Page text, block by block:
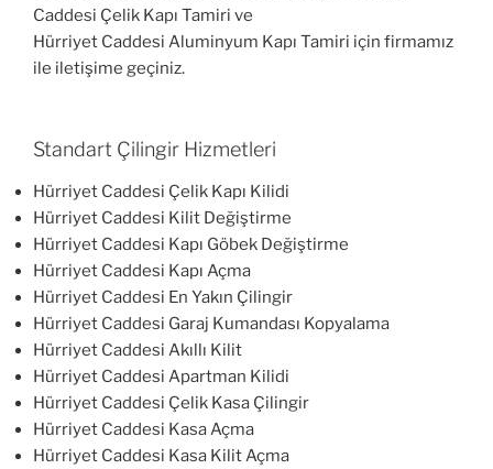
Caddesi Çelik Kapı Tamiri ve
Hürriyet Caddesi Aluminyum Kapı Tamiri için firmamız
ile iletişime geçiniz.
Standart Çilingir Hizmetleri
Hürriyet Caddesi Çelik Kapı Kilidi
Hürriyet Caddesi Kilit Değiştirme
Hürriyet Caddesi Kapı Göbek Değiştirme
Hürriyet Caddesi Kapı Açma
Hürriyet Caddesi En Yakın Çilingir
Hürriyet Caddesi Garaj Kumandası Kopyalama
Hürriyet Caddesi Akıllı Kilit
Hürriyet Caddesi Apartman Kilidi
Hürriyet Caddesi Çelik Kasa Çilingir
Hürriyet Caddesi Kasa Açma
Hürriyet Caddesi Kasa Kilit Açma